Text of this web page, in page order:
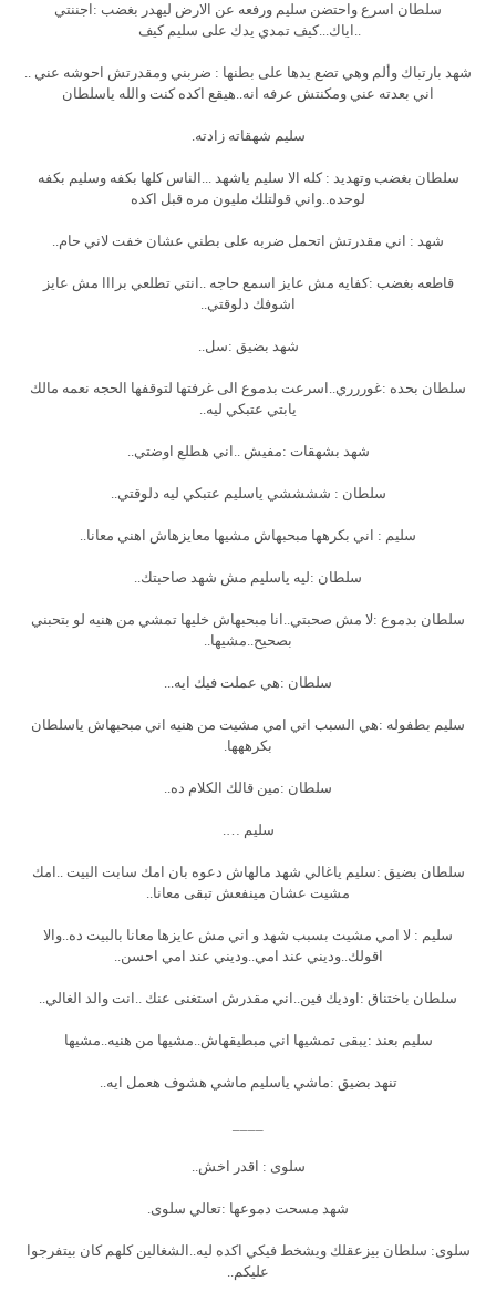
سلطان اسرع واحتضن سليم ورفعه عن الارض ليهدر بغضب :اجننتي
..اياك...كيف تمدي يدك على سليم كيف
شهد بارتباك وألم وهي تضع يدها على بطنها : ضربني ومقدرتش احوشه عني ..
اني بعدته عني ومكنتش عرفه انه..هيقع اكده كنت والله ياسلطان
سليم شهقاته زادته.
سلطان بغضب وتهديد : كله الا سليم ياشهد ...الناس كلها بكفه وسليم بكفه
لوحده..واني قولتلك مليون مره قبل اكده
شهد : اني مقدرتش اتحمل ضربه على بطني عشان خفت لاني حام..
قاطعه بغضب :كفايه مش عايز اسمع حاجه ..انتي تطلعي برااا مش عايز
اشوفك دلوقتي..
شهد بضيق :سل..
سلطان بحده :غوررري..اسرعت بدموع الى غرفتها لتوقفها الحجه نعمه مالك
يابتي عتبكي ليه..
شهد بشهقات :مفيش ..اني هطلع اوضتي..
سلطان : ششششي ياسليم عتبكي ليه دلوقتي..
سليم : اني بكرهها مبحبهاش مشيها معايزهاش اهني معانا..
سلطان :ليه ياسليم مش شهد صاحبتك..
سلطان بدموع :لا مش صحبتي..انا مبحبهاش خليها تمشي من هنيه لو بتحبني
بصحيح..مشيها..
سلطان :هي عملت فيك ايه...
سليم بطفوله :هي السبب اني امي مشيت من هنيه اني مبحبهاش ياسلطان
بكرههها.
سلطان :مين قالك الكلام ده..
سليم ….
سلطان بضيق :سليم ياغالي شهد مالهاش دعوه بان امك سابت البيت ..امك
مشيت عشان مينفعش تبقى معانا..
سليم : لا امي مشيت بسبب شهد و اني مش عايزها معانا بالبيت ده..والا
اقولك..وديني عند امي..وديني عند امي احسن..
سلطان باختناق :اوديك فين..اني مقدرش استغنى عنك ..انت والد الغالي..
سليم بعند :يبقى تمشيها اني مبطيقهاش..مشيها من هنيه..مشيها
تنهد بضيق :ماشي ياسليم ماشي هشوف هعمل ايه..
سلوى : اقدر اخش..
شهد مسحت دموعها :تعالي سلوى.
سلوى: سلطان بيزعقلك ويشخط فيكي اكده ليه..الشغالين كلهم كان بيتفرجوا
عليكم..